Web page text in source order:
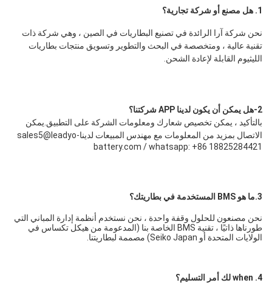
1. هل مصنع أو شركة تجارية؟
الليثيوم القابلة لإعادة الشحن.
2-هل يمكن أن يكون لدينا APP شركتنا؟
الاتصال بمزيد من المعلومات مع مهندس المبيعات لديناsales5@leadyo-
battery.com / whatsapp: +86 18825284421
3.ما هو BMS المستخدمة في بطاريتك؟
الولايات المتحدة أو Seiko Japan) مصممة لبطاريتنا.
4. when لك أمر التسليم؟